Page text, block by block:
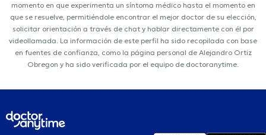
momento en que experimenta un síntoma médico hasta el momento en
que se resuelve, permitiéndole encontrar el mejor doctor de su elección,
solicitar orientación a través de chat y hablar directamente con él por
videollamada. La información de este perfil ha sido recopilada con base
en fuentes de confianza, como la página personal de Alejandro Ortiz
Obregon y ha sido verificada por el equipo de doctoranytime.